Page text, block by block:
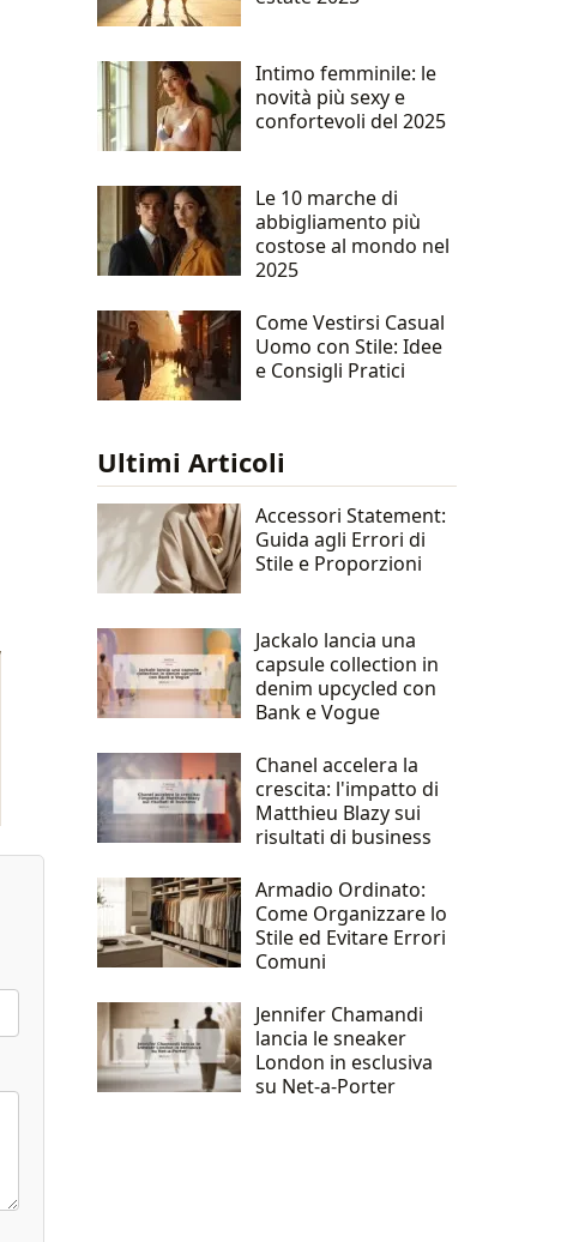
Intimo femminile: le
novità più sexy e
confortevoli del 2025
Le 10 marche di
abbigliamento più
costose al mondo nel
2025
Come Vestirsi Casual
Uomo con Stile: Idee
e Consigli Pratici
Ultimi Articoli
Accessori Statement:
Guida agli Errori di
Stile e Proporzioni
Jackalo lancia una
capsule collection in
denim upcycled con
Bank e Vogue
Chanel accelera la
crescita: l'impatto di
Matthieu Blazy sui
risultati di business
Armadio Ordinato:
Come Organizzare lo
Stile ed Evitare Errori
Comuni
Jennifer Chamandi
lancia le sneaker
London in esclusiva
su Net-a-Porter